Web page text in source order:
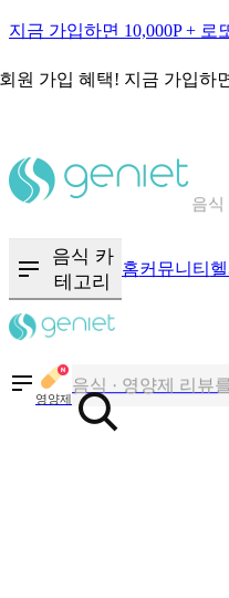
지금 가입하면 10,000P + 로
원 가입 혜택! 지금 가입하
칼로
음식 카
테고리
홈커뮤니티
영양제
칼로리와 영양성분
혈당 · 다이어트 음